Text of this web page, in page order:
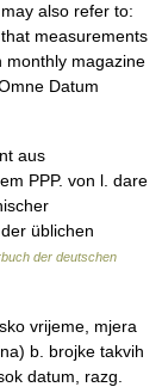
also refer to:
measurements
monthly magazine
Datum
aus
PPP. von l. dare
üblichen
der deutschen
vrijeme, mjera
b. brojke takvih
datum, razg.